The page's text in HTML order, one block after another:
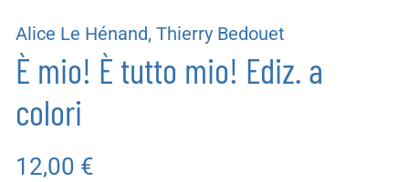
Alice Le Hénand, Thierry Bedouet
È mio! È tutto mio! Ediz. a
colori
12,00 €